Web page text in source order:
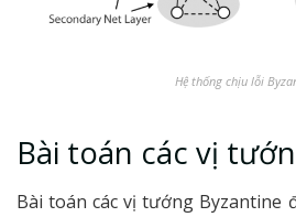
Hệ thống chịu lỗi
Bài toán các vị
Bài toán các vị tướng Byzantine